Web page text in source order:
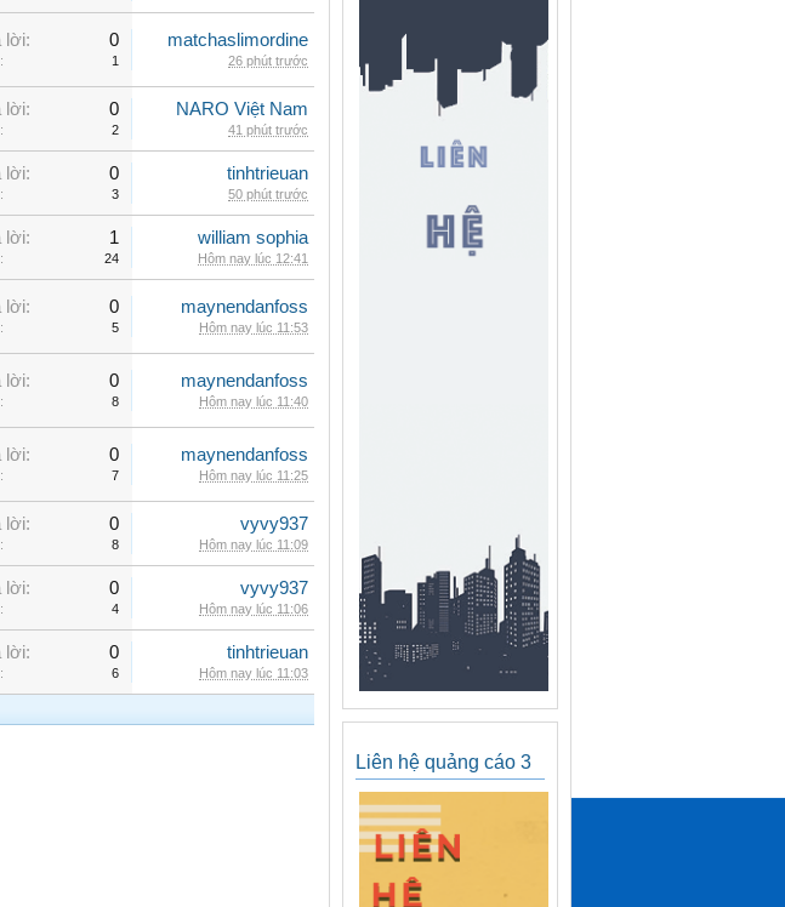
lời: 0
1
matchaslimordine
26 phút trước
lời: 0
2
NARO Việt Nam
41 phút trước
lời: 0
3
tinhtrieuan
50 phút trước
lời: 1
24
william sophia
Hôm nay lúc 12:41
lời: 0
5
maynendanfoss
Hôm nay lúc 11:53
lời: 0
8
maynendanfoss
Hôm nay lúc 11:40
lời: 0
7
maynendanfoss
Hôm nay lúc 11:25
lời: 0
8
vyvy937
Hôm nay lúc 11:09
lời: 0
4
vyvy937
Hôm nay lúc 11:06
lời: 0
6
tinhtrieuan
Hôm nay lúc 11:03
Liên hệ quảng cáo 3